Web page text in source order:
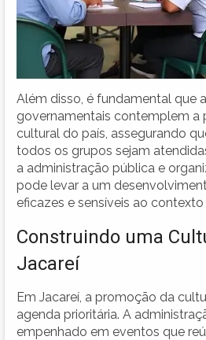
Além disso, é fundamental que
governamentais contemplem a
cultural do país, assegurando
todos os grupos sejam
a administração pública e
pode levar a um
eficazes e sensíveis ao contexto
Construindo uma
Jacareí
Em Jacareí, a promoção da
agenda prioritária. A
empenhado em eventos que